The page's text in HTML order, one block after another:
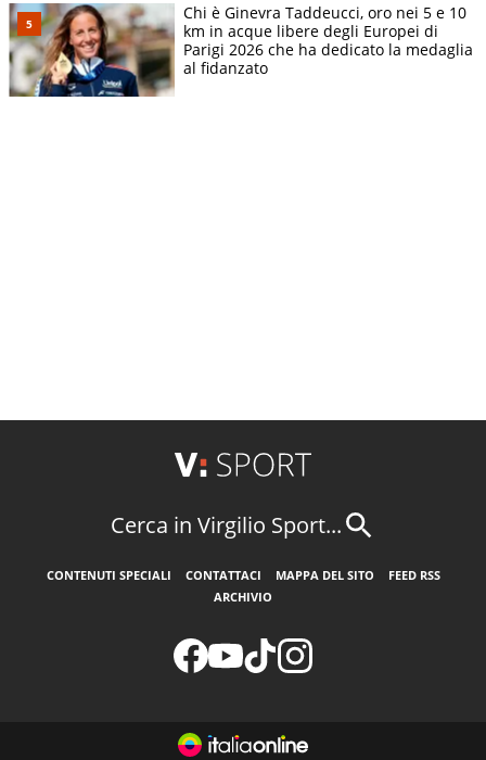
Chi è Ginevra Taddeucci, oro nei 5 e 10
km in acque libere degli Europei di
Parigi 2026 che ha dedicato la medaglia
al fidanzato
Cerca in Virgilio Sport...
CONTENUTI SPECIALI CONTATTACI MAPPA DEL SITO
FEED RSS
ARCHIVIO